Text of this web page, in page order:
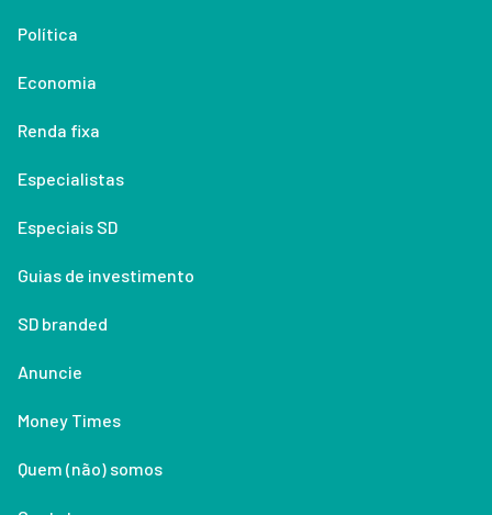
Política
Economia
Renda fixa
Especialistas
Especiais SD
Guias de investimento
SD branded
Anuncie
Money Times
Quem (não) somos